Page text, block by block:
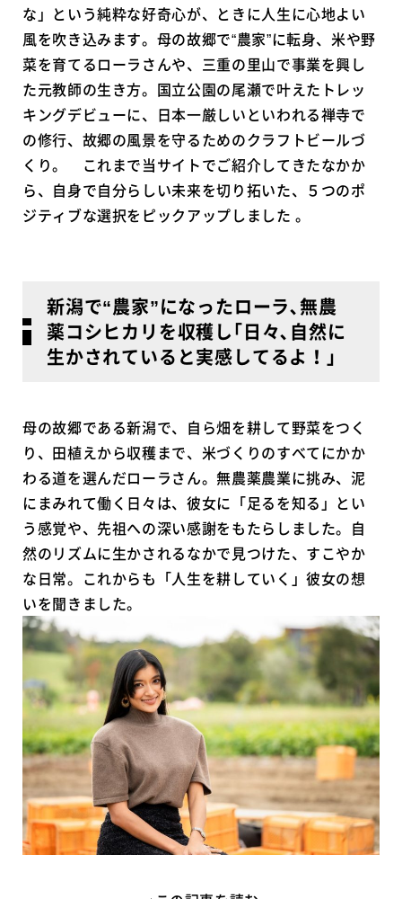
な」という純粋な好奇心が、ときに人生に心地よい
風を吹き込みます。母の故郷で“農家”に転身、米や野
菜を育てるローラさんや、三重の里山で事業を興し
た元教師の生き方。国立公園の尾瀬で叶えたトレッ
キングデビューに、日本一厳しいといわれる禅寺で
の修行、故郷の風景を守るためのクラフトビールづ
くり。 これまで当サイトでご紹介してきたなかか
ら、自身で自分らしい未来を切り拓いた、５つのポ
ジティブな選択をピックアップしました 。
新潟で“農家”になったローラ､無農
薬コシヒカリを収穫し｢日々､自然に
生かされていると実感してるよ！｣
母の故郷である新潟で、自ら畑を耕して野菜をつく
り、田植えから収穫まで、米づくりのすべてにかか
わる道を選んだローラさん。無農薬農業に挑み、泥
にまみれて働く日々は、彼女に「足るを知る」とい
う感覚や、先祖への深い感謝をもたらしました。自
然のリズムに生かされるなかで見つけた、すこやか
な日常。これからも「人生を耕していく」彼女の想
いを聞きました。